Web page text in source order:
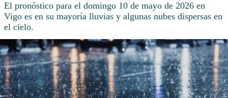
El pronóstico para el domingo 10 de mayo de 2026 en
Vigo es en su mayoría lluvias y algunas nubes dispersas en
el cielo.